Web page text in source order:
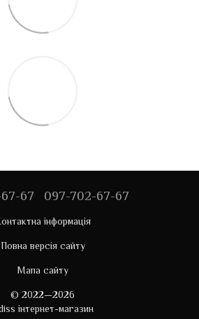
67 097-702-67-67
інформація
Повна версія сайту
Мапа сайту
© 2022—2026
інтернет-магазин